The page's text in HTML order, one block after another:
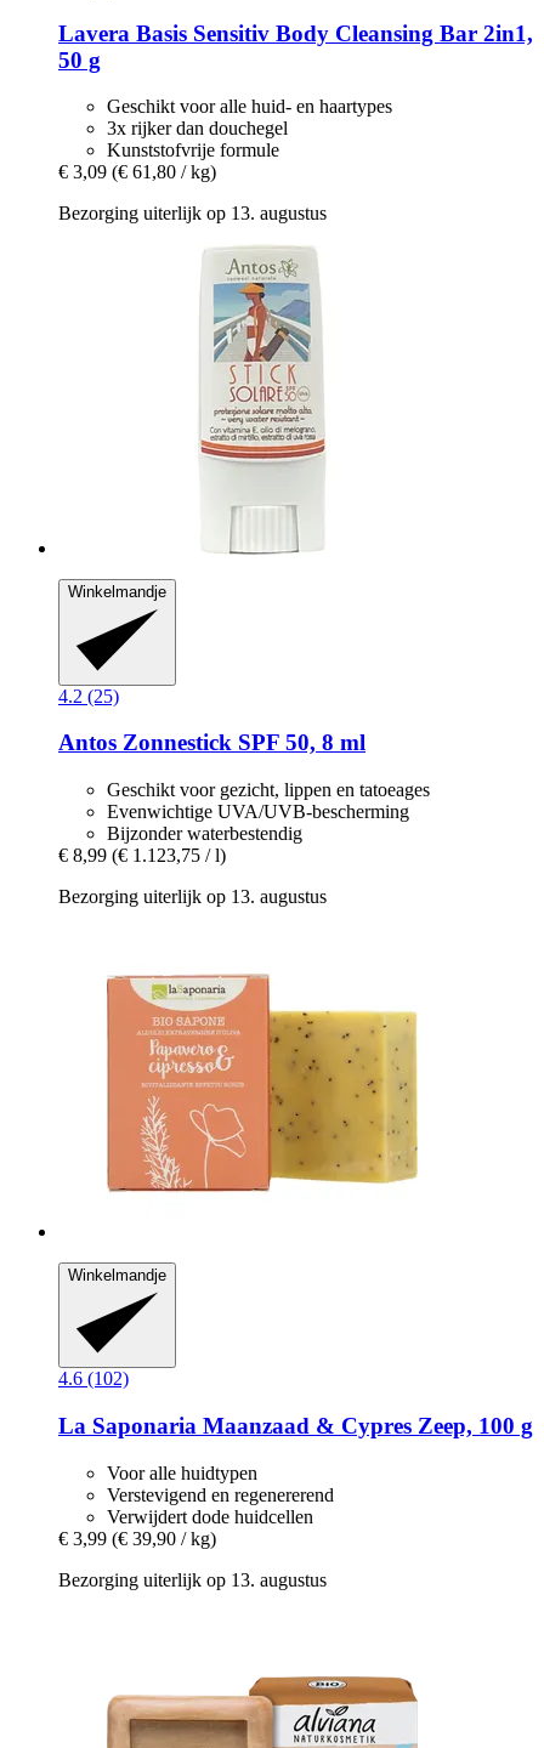
Lavera Basis Sensitiv Body Cleansing Bar 2in1,
50 g
Geschikt voor alle huid- en haartypes
3x rijker dan douchegel
Kunststofvrije formule
€ 3,09 (€ 61,80 / kg)
Bezorging uiterlijk op 13. augustus
Winkelmandje
4.2 (25)
Antos Zonnestick SPF 50, 8 ml
Geschikt voor gezicht, lippen en tatoeages
Evenwichtige UVA/UVB-bescherming
Bijzonder waterbestendig
€ 8,99 (€ 1.123,75 / l)
Bezorging uiterlijk op 13. augustus
Winkelmandje
4.6 (102)
La Saponaria Maanzaad & Cypres Zeep, 100 g
Voor alle huidtypen
Verstevigend en regenererend
Verwijdert dode huidcellen
€ 3,99 (€ 39,90 / kg)
Bezorging uiterlijk op 13. augustus